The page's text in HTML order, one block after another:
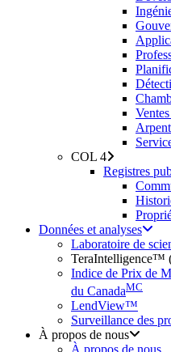
COL 4
Registres
Données et analyses
Laboratoire de
TeraIntelligence™
Indice de Prix de
du CanadaMC
LendView™
Surveillance des
À propos de nous
À propos de nous